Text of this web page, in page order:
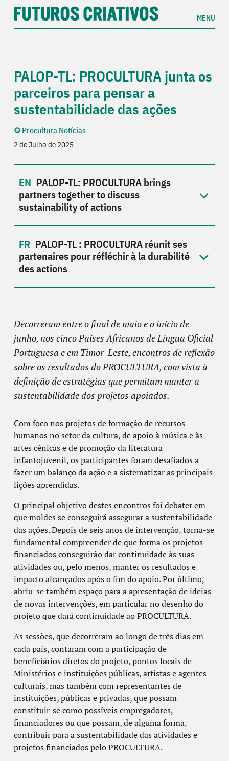
MENU
PALOP-TL: PROCULTURA junta os
parceiros para pensar a
sustentabilidade das ações
Procultura Notícias
2 de Julho de 2025
PALOP-TL: PROCULTURA brings
partners together to discuss
sustainability of actions
PALOP-TL : PROCULTURA réunit ses
partenaires pour réfléchir à la durabilité
des actions
Decorreram entre o final de maio e o início de
junho, nos cinco Países Africanos de Língua Oficial
Portuguesa e em Timor-Leste, encontros de reflexão
sobre os resultados do PROCULTURA, com vista à
definição de estratégias que permitam manter a
sustentabilidade dos projetos apoiados.
Com foco nos projetos de formação de recursos
humanos no setor da cultura, de apoio à música e às
artes cénicas e de promoção da literatura
infantojuvenil, os participantes foram desafiados a
fazer um balanço da ação e a sistematizar as principais
lições aprendidas.
O principal objetivo destes encontros foi debater em
que moldes se conseguirá assegurar a sustentabilidade
das ações. Depois de seis anos de intervenção, torna-se
fundamental compreender de que forma os projetos
financiados conseguirão dar continuidade às suas
atividades ou, pelo menos, manter os resultados e
impacto alcançados após o fim do apoio. Por último,
abriu-se também espaço para a apresentação de ideias
de novas intervenções, em particular no desenho do
projeto que dará continuidade ao PROCULTURA.
As sessões, que decorreram ao longo de três dias em
cada país, contaram com a participação de
beneficiários diretos do projeto, pontos focais de
Ministérios e instituições públicas, artistas e agentes
culturais, mas também com representantes de
instituições, públicas e privadas, que possam
constituir-se como possíveis empregadores,
financiadores ou que possam, de alguma forma,
contribuir para a sustentabilidade das atividades e
projetos financiados pelo PROCULTURA.